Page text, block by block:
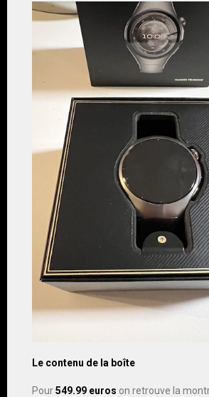
Le contenu de la boîte
Pour549.99 euros on retrouve la